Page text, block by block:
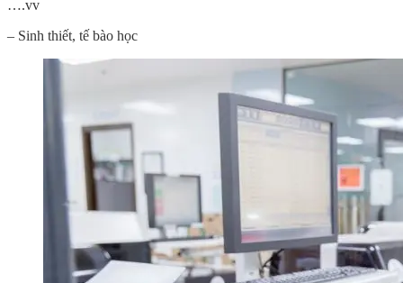
….vv
– Sinh thiết, tế bào học